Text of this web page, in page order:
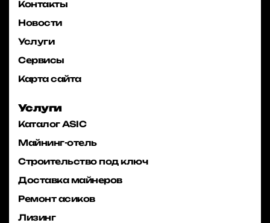
Контакты
Новости
Услуги
Сервисы
Карта сайта
Услуги
Каталог ASIC
Майнинг-отель
Строительство под ключ
Доставка майнеров
Ремонт асиков
Лизинг